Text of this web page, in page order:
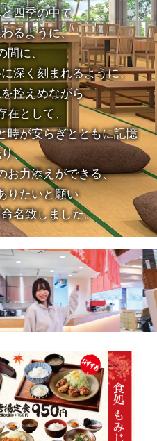
四季の中で
るように、
間に、
深く刻まれるように、
控えめながら
在として、
時が安らぎとともに記憶
、
お力添えができる、
りたいと願い
名致しました。